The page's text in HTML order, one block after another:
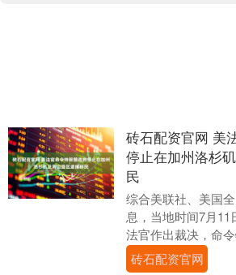
砖石配资官网 美
停止在加州洛杉
民
综合美联社、美国
息，当地时间7月11
法官作出裁决，命
州洛杉矶及周边共7
移民行动。 ....
砖石配资官网